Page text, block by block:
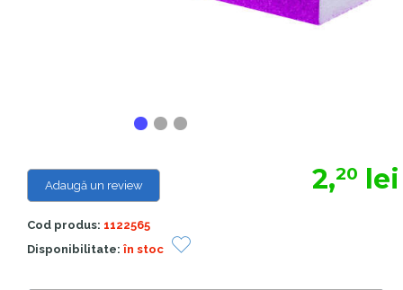
Adaugă un review
Cod produs: 1122565
Disponibilitate: în stoc
2,20 lei